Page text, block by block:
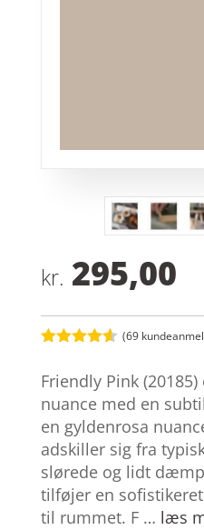
kr. 295,00
ud af 5
baseret
på
kundebedø
mmelser
(69
Friendly Pink
nuance med en
en gyldenrosa
adskiller sig fra
slørede og lidt
tilføjer en
til rummet. F … læs